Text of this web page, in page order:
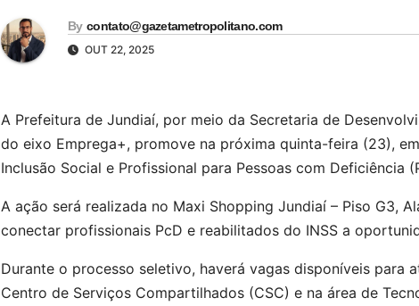
By contato@gazetametropolitano.com
OUT 22, 2025
A Prefeitura de Jundiaí, por meio da Secretaria de
do eixo Emprega+, promove na próxima quinta-feira (23),
Inclusão Social e Profissional para Pessoas com Deficiência
A ação será realizada no Maxi Shopping Jundiaí – Piso G3,
conectar profissionais PcD e reabilitados do INSS a
Durante o processo seletivo, haverá vagas disponíveis para
Centro de Serviços Compartilhados (CSC) e na área de